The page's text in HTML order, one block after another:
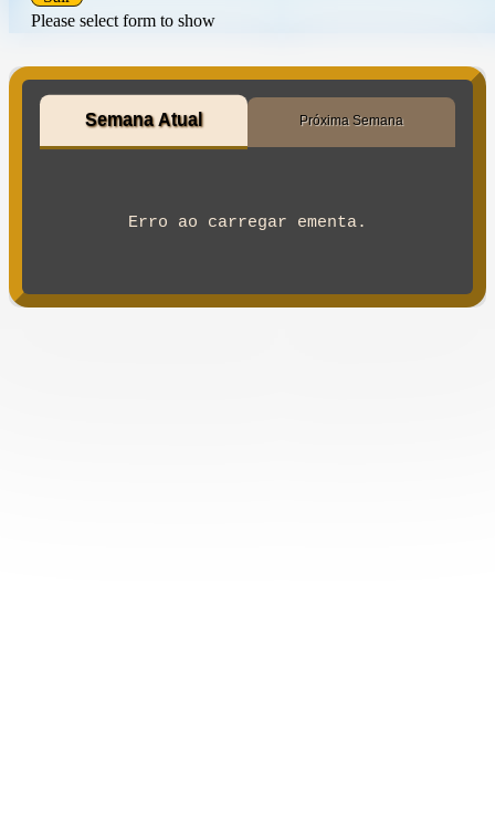
Please select form to show
Semana Atual Próxima Semana
Erro ao carregar ementa.